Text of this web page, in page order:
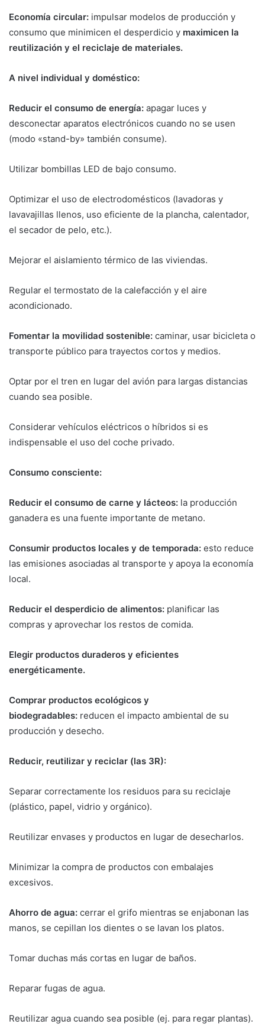
Economía circular: impulsar modelos de producción y
consumo que minimicen el desperdicio y maximicen la
reutilización y el reciclaje de materiales.
A nivel individual y doméstico:
Reducir el consumo de energía: apagar luces y
desconectar aparatos electrónicos cuando no se usen
(modo «stand-by» también consume).
Utilizar bombillas LED de bajo consumo.
Optimizar el uso de electrodomésticos (lavadoras y
lavavajillas llenos, uso eficiente de la plancha, calentador,
el secador de pelo, etc.).
Mejorar el aislamiento térmico de las viviendas.
Regular el termostato de la calefacción y el aire
acondicionado.
Fomentar la movilidad sostenible: caminar, usar bicicleta o
transporte público para trayectos cortos y medios.
Optar por el tren en lugar del avión para largas distancias
cuando sea posible.
Considerar vehículos eléctricos o híbridos si es
indispensable el uso del coche privado.
Consumo consciente:
Reducir el consumo de carne y lácteos: la producción
ganadera es una fuente importante de metano.
Consumir productos locales y de temporada: esto reduce
las emisiones asociadas al transporte y apoya la economía
local.
Reducir el desperdicio de alimentos: planificar las
compras y aprovechar los restos de comida.
Elegir productos duraderos y eficientes
energéticamente.
Comprar productos ecológicos y
biodegradables: reducen el impacto ambiental de su
producción y desecho.
Reducir, reutilizar y reciclar (las 3R):
Separar correctamente los residuos para su reciclaje
(plástico, papel, vidrio y orgánico).
Reutilizar envases y productos en lugar de desecharlos.
Minimizar la compra de productos con embalajes
excesivos.
Ahorro de agua: cerrar el grifo mientras se enjabonan las
manos, se cepillan los dientes o se lavan los platos.
Tomar duchas más cortas en lugar de baños.
Reparar fugas de agua.
Reutilizar agua cuando sea posible (ej. para regar plantas).